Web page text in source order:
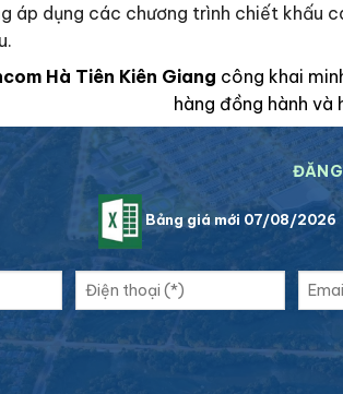
áp dụng các chương trình chiết khấu
Hà Tiên Kiên Giang công khai
hàng đồng hành và
Bảng giá mới 07/08/2026